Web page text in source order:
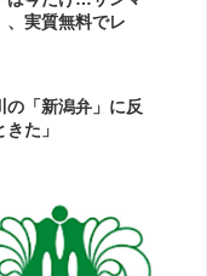
、実質無料でレ
の「新潟弁」に反
た」